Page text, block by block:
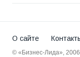
О сайте
© «Бизнес-Лида»,